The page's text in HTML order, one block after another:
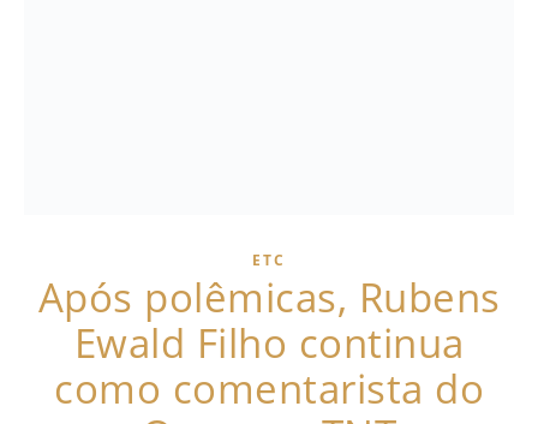
ETC
Após polêmicas, Rubens
Ewald Filho continua
como comentarista do